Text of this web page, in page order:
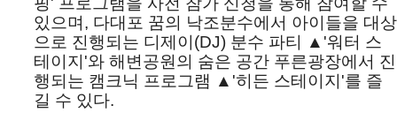
있으며, 다대포 꿈의 낙조분수에서 아이들을 대상
으로 진행되는 디제이(DJ) 분수 파티 ▲ '워터 스
테이지'와 해변공원의 숨은 공간 푸른광장에서 진
행되는 캠크닉 프로그램 ▲ '히든 스테이지'를 즐
길 수 있다.